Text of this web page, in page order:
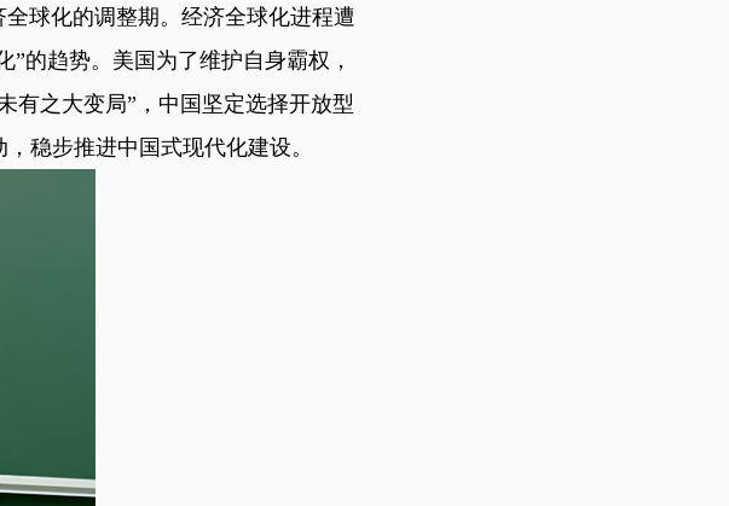
球化的调整期。经济全球化进程遭
的趋势。美国为了维护自身霸权，
有之大变局”，中国坚定选择开放型
稳步推进中国式现代化建设。